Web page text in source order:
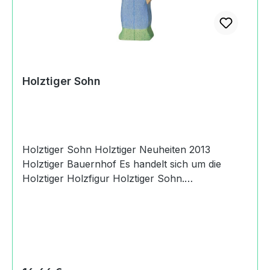
Holztiger Sohn
Holztiger Sohn Holztiger Neuheiten 2013
Holztiger Bauernhof Es handelt sich um die
Holztiger Holzfigur Holztiger Sohn.
MonateMachart/StilHolztiger